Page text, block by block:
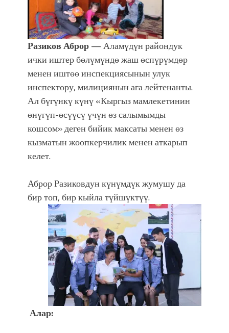
Разиков Аброр— Аламүдүн райондук
ички иштер бөлүмүндө жаш өспүрүмдөр
менен иштөө инспекциясынын улук
инспектору, милициянын ага лейтенанты.
Ал бүгүнкү күнү «Кыргыз мамлекетинин
өнүгүп-өсүүсү үчүн өз салымымды
кошсом» деген бийик максаты менен өз
кызматын жоопкерчилик менен аткарып
келет.
Аброр Разиковдун күнүмдүк жумушу да
бир топ, бир кыйла түйшүктүү.
Алар: